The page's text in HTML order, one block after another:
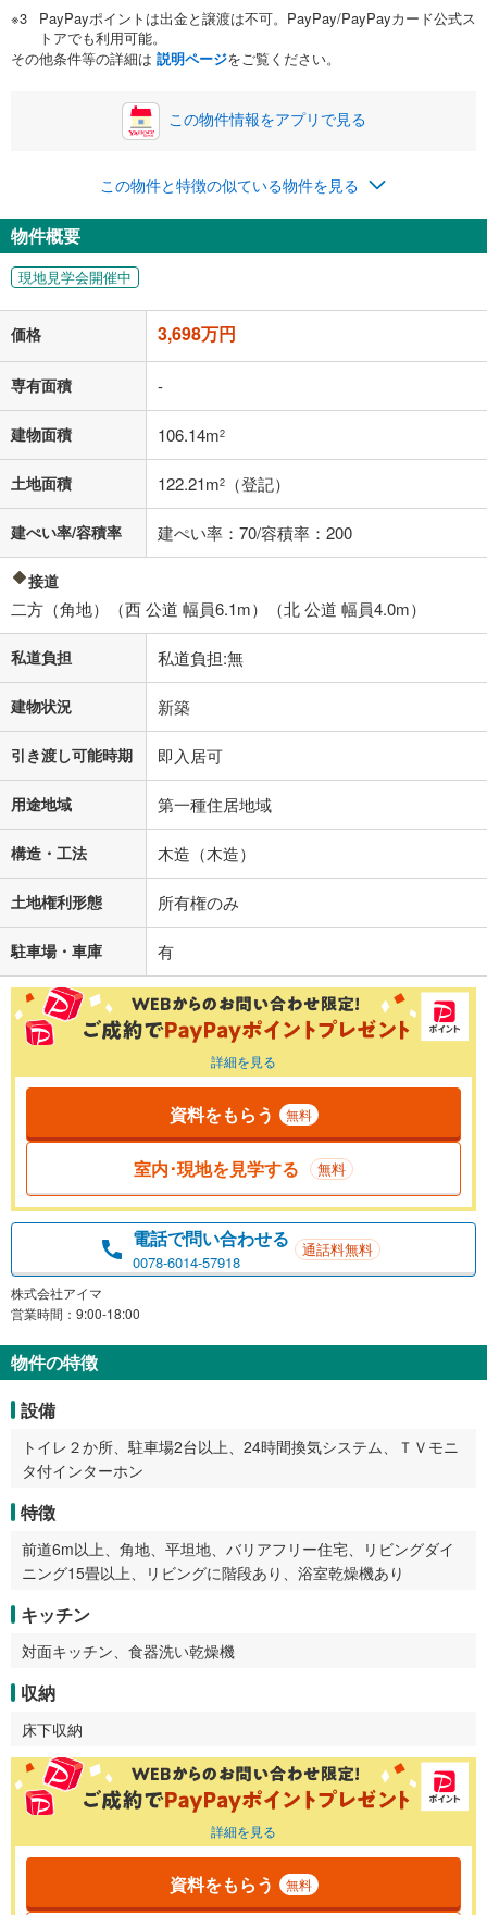
い。一般的には物件価格の2割までが目安です。
閉じる
ボーナス
万円
0円
ナス時の増額分（1回分）を入力してください。
ボーナス払いの限度額は金融機関によって異なります。
閉じる
月々の返済額
る値は、実際の金融機関等における貸出金利とは何ら関係がなく、実際
の金融機関等における貸出金利を何ら保証するものではありません。返
済方法「元利均等返済」にて算出しております。入力された金利を35年
借り入れの際は各金融機関等に、必ずご自身でご確認をお願いいたしま
す。
条件によってお借り入れができないことがあります。
不動産会社に購入相談をする
閉じる
PayPayポイントは出金と譲渡は不可。PayPay/PayPayカード公式ス
トアでも利用可能。
その他条件等の詳細は 説明ページをご覧ください。
この物件情報をアプリで見る
この物件と特徴の似ている物件を見る
物件概要
現地見学会開催中
価格 3,698万円
専有面積 -
建物面積 106.14m2
土地面積 122.21m2 （登記）
建ぺい率/容積率 建ぺい率：70/容積率：200
接道
二方（角地）（西 公道 幅員6.1m）（北 公道 幅員4.0m）
私道負担 私道負担:無
建物状況 新築
引き渡し可能時期 即入居可
用途地域 第一種住居地域
構造・工法 木造（木造）
土地権利形態 所有権のみ
駐車場・車庫 有
詳細を見る
資料をもらう 無料
室内･現地を見学する 無料
電話で問い合わせる
0078-6014-57918
通話料無料
株式会社アイマ
営業時間：9:00-18:00
物件の特徴
設備
トイレ２か所、駐車場2台以上、24時間換気システム、ＴＶモニ
タ付インターホン
特徴
前道6m以上、角地、平坦地、バリアフリー住宅、リビングダイ
ニング15畳以上、リビングに階段あり、浴室乾燥機あり
キッチン
対面キッチン、食器洗い乾燥機
収納
床下収納
詳細を見る
資料をもらう 無料